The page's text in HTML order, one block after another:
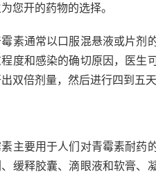
您开的药物的选择。
霉素通常以口服混悬液或片剂
度和感染的确切原因，医
双倍剂量，然后进行四到五天
主要用于人们对青霉素耐药
缓释胶囊、滴眼液和软膏、